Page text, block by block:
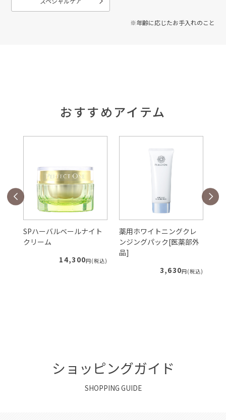
※年齢に応じたお手入れのこと
おすすめアイテム
SPハーバルベールナイト
クリーム
14,300円(税込)
薬用ホワイトニングクレ
ンジングパック[医薬部外
品]
3,630円(税込)
ショッピングガイド
SHOPPING GUIDE